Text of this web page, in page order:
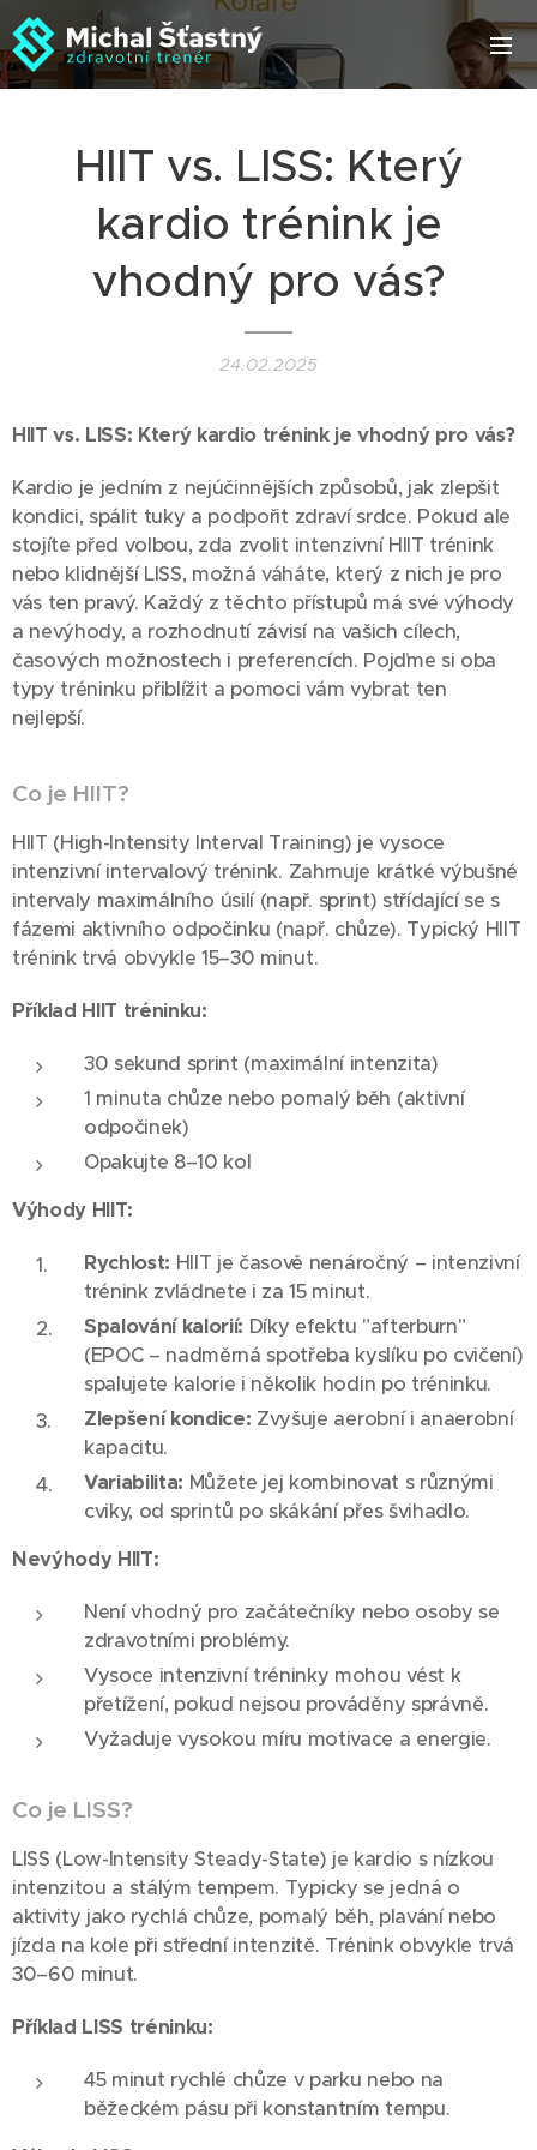
HIIT vs. LISS: Který
kardio trénink je
vhodný pro vás?
24.02.2025
HIIT vs. LISS: Který kardio trénink je vhodný pro vás?
Kardio je jedním z nejúčinnějších způsobů, jak zlepšit
kondici, spálit tuky a podpořit zdraví srdce. Pokud ale
stojíte před volbou, zda zvolit intenzivní HIIT trénink
nebo klidnější LISS, možná váháte, který z nich je pro
vás ten pravý. Každý z těchto přístupů má své výhody
a nevýhody, a rozhodnutí závisí na vašich cílech,
časových možnostech i preferencích. Pojďme si oba
typy tréninku přiblížit a pomoci vám vybrat ten
nejlepší.
Co je HIIT?
HIIT (High-Intensity Interval Training) je vysoce
intenzivní intervalový trénink. Zahrnuje krátké výbušné
intervaly maximálního úsilí (např. sprint) střídající se s
fázemi aktivního odpočinku (např. chůze). Typický HIIT
trénink trvá obvykle 15–30 minut.
Příklad HIIT tréninku:
30 sekund sprint (maximální intenzita)
1 minuta chůze nebo pomalý běh (aktivní
odpočinek)
Opakujte 8–10 kol
Výhody HIIT:
Rychlost: HIIT je časově nenáročný – intenzivní
trénink zvládnete i za 15 minut.
Spalování kalorií: Díky efektu "afterburn"
(EPOC – nadměrná spotřeba kyslíku po cvičení)
spalujete kalorie i několik hodin po tréninku.
Zlepšení kondice: Zvyšuje aerobní i anaerobní
kapacitu.
Variabilita: Můžete jej kombinovat s různými
cviky, od sprintů po skákání přes švihadlo.
Nevýhody HIIT:
Není vhodný pro začátečníky nebo osoby se
zdravotními problémy.
Vysoce intenzivní tréninky mohou vést k
přetížení, pokud nejsou prováděny správně.
Vyžaduje vysokou míru motivace a energie.
Co je LISS?
LISS (Low-Intensity Steady-State) je kardio s nízkou
intenzitou a stálým tempem. Typicky se jedná o
aktivity jako rychlá chůze, pomalý běh, plavání nebo
jízda na kole při střední intenzitě. Trénink obvykle trvá
30–60 minut.
Příklad LISS tréninku:
45 minut rychlé chůze v parku nebo na
běžeckém pásu při konstantním tempu.